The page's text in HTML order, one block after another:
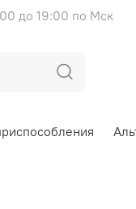
до 19:00 по Мск